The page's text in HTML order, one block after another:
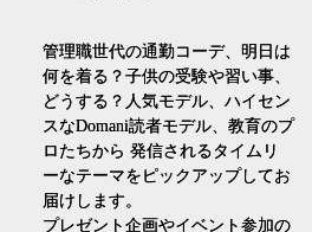
管理職世代の通勤コーデ、明日は
何を着る？子供の受験や習い事、
どうする？人気モデル、ハイセン
スなDomani読者モデル、教育のプ
ロたちから 発信されるタイムリ
ーなテーマをピックアップしてお
届けします。
プレゼント企画やイベント参加の